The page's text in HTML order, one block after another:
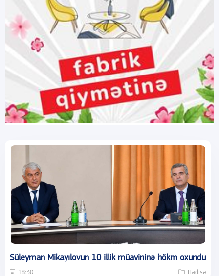
Süleyman Mikayılovun 10 illik müavininə hökm oxundu
18:30 Hadisə